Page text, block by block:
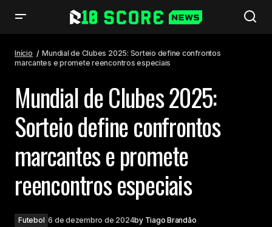
promete reencontros especiais
Início
Mundial de Clubes 2025: Sorteio define confrontos
marcantes e promete reencontros especiais
Mundial de Clubes 2025:
Sorteio define confrontos
marcantes e promete
reencontros especiais
Futebol 6 de dezembro de 2024by Tiago Brandão